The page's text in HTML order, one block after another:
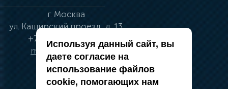
г. Москва
ул. Каширский проезд, д. 13
+7 (495) 134-41-83
moskva@vincci.ru
Используя данный сайт, вы
даете согласие на
использование файлов
cookie, помогающих нам